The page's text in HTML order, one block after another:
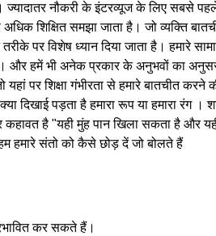
नौकरी के इंटरव्यूज के लिए सबसे
शिक्षित समझा जाता है। जो व्यक्ति
पर विशेष ध्यान दिया जाता है। हमारे
हमें भी अनेक प्रकार के अनुभवों का अनुसरण
पर शिक्षा गंभीरता से हमारे बातचीत
दिखाई पड़ता है हमारा रूप या हमारा रंग
है "यही मुंह पान खिला सकता है और
हमारे संतो को कैसे छोड़ दें जो बोलते हैं
कर सकते हैं।